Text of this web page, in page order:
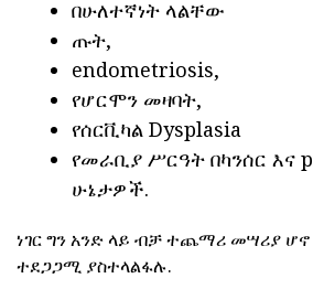
በሁለተኛነት ላልቸው
ጡት,
endometriosis,
የሆርሞን መዛባት,
የሰርቪካል Dysplasia
የመራቢያ ሥርዓት በካንሰር እና
ሁኔታዎች.
ነገር ግን አንድ ላይ ብቻ ተጨማሪ መሣሪያ
ተደጋጋሚ ያስተላልፋሉ.